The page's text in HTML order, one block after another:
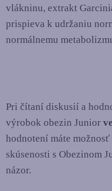
vlákninu, extrakt
prispieva k udržaniu
normálnemu
Pri čítaní diskusií a
výrobok obezin Junior
hodnotení máte
skúsenosti s Obezinom
názor.